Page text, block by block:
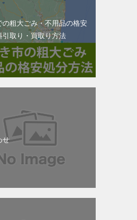
の粗大ごみ・不用品の格安
引取り・買取り方法
せ